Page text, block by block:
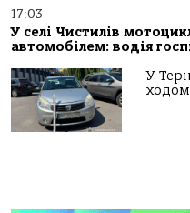
17:03
У селі Чистилів
автомобілем: водія
У